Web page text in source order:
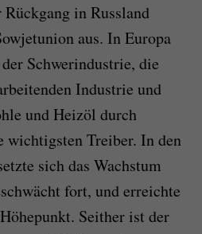
in Russland
aus. In Europa
Schwerindustrie, die
Industrie und
und Heizöl durch
wichtigsten Treiber. In den
sich das Wachstum
fort, und erreichte
Seither ist der